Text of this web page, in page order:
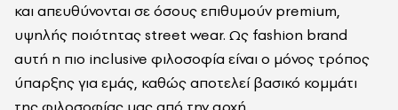
και απευθύνονται σε όσους επιθυμούν premium,
υψηλής ποιότητας street wear. Ως fashion brand
αυτή η πιο inclusive φιλοσοφία είναι ο μόνος τρόπος
ύπαρξης για εμάς, καθώς αποτελεί βασικό κομμάτι